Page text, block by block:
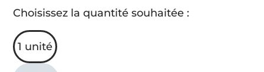
Choisissez la quantité souhaitée :
1 unité